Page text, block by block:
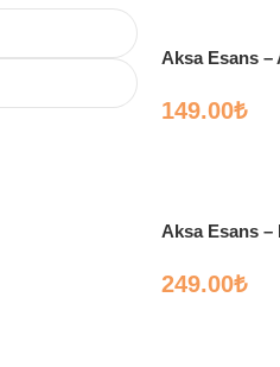
Aksa Esans –
149.00₺
Aksa Esans –
249.00₺